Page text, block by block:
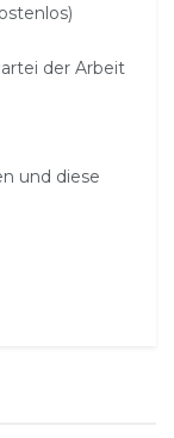
der Arbeit
und diese